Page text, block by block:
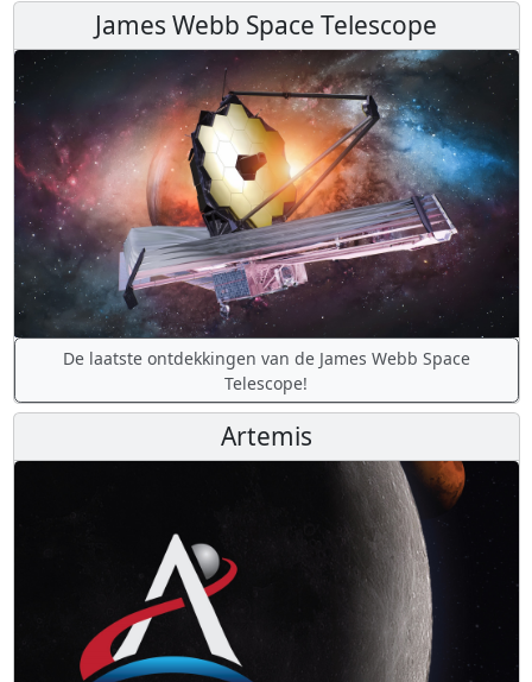
James Webb Space Telescope
De laatste ontdekkingen van de James Webb Space
Telescope!
Artemis